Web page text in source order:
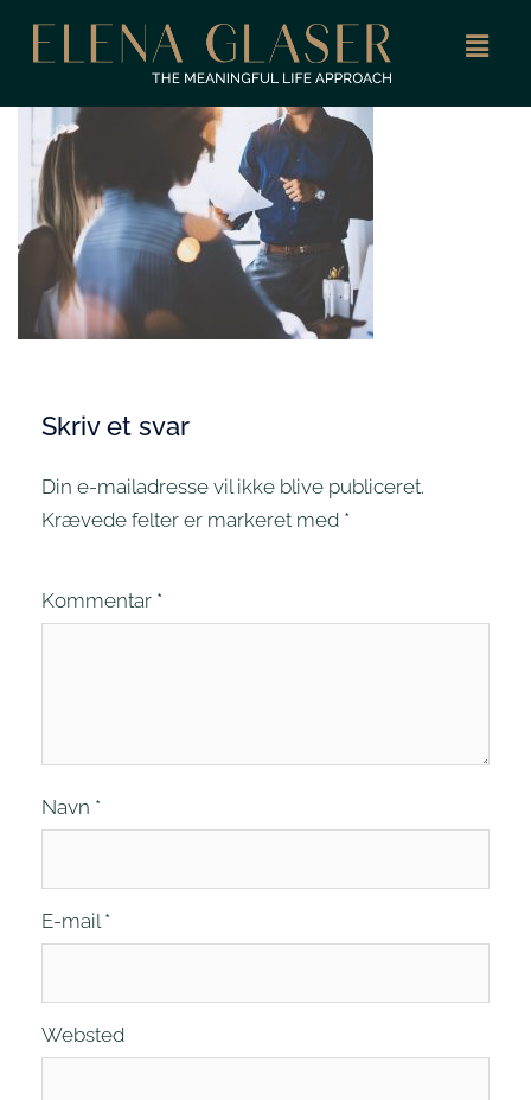
Skriv et svar
Din e-mailadresse vil ikke blive publiceret.
Krævede felter er markeret med *
Kommentar *
Navn *
E-mail *
Websted